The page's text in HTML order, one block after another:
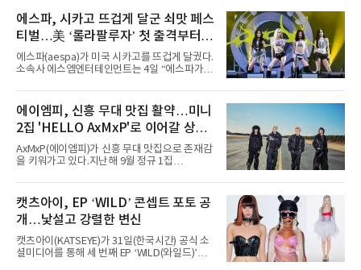
에스파, 시카고 뜨겁게 달군 쇠맛 페스
티벌…美 ‘롤라팔루자’ 첫 출격부터
증명한 존재감
에스파(aespa)가 미국 시카고를 뜨겁게 달궜다.
소속사 에스엠엔터테인먼트는 4일 “에스파가
서 열린 ‘롤라팔루자 시카고’(Lollapalooza
Chicago)의 알리안츠 스테이지에 올랐다”며
“총 14곡으로 구성된 세트리스트를 선사, 데뷔 7
년 차다운 노련한 무대 매너와 파워풀한 에너지
로 현장의 분위기를 압도했다”고 밝혔다.1991
년 시작된 ‘롤라팔루자’는 8개 스테이지, 170여
팀의 아티스트와 40만 명 이상의 관객이 운집하
코르티스 등 K팝 스타들이 출연진 명단에 이름
을 올렸다.이날 에스파는
에이엠피, 신흥 무대 맛집 활약…미니
2집 'HELLO AxMxP'로 이어갈 상승
세
AxMxP(에이엠피)가 신흥 무대 맛집으로 존재감
을 키워가고 있다.지난해 9월 정규 1집
AxMxP는 데뷔 전부터 버스킹과 각종 페스티벌,
공연 무대에 오르며 실전 경험을 쌓아왔다.이들
은 소속사 패밀리 콘서트를 비롯해 '뷰티풀 민트
라이프 2025', '2025 부산국제록페스티벌' 등 대
형 무대에 잇달아 출연해 당찬 에너지와 풋풋한
매력으로 음악팬들의 눈도장을 찍었다.이후
AxMxP는 '카운트다운 판타지 2025-2026',
캣츠아이, EP ‘WILD’ 콘셉트 포토 공
개…낯설고 강렬한 변신
캣츠아이(KATSEYE)가 31일(한국시간) 공식 소
셜미디어를 통해 세 번째 EP ‘WILD(와일드)’의